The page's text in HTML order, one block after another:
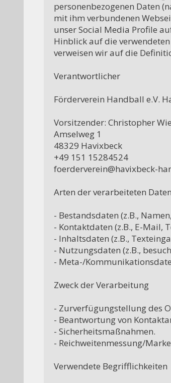
personenbezogenen Daten
mit ihm verbundenen
unser Social Media Profile
Hinblick auf die
verweisen wir auf die
Verantwortlicher
Förderverein Handball e.V.
Vorsitzender: Christopher
Amselweg 1
48329 Havixbeck
+49 151 15284524
foerderverein@havixbeck-
Arten der verarbeiteten
- Bestandsdaten (z.B.,
- Kontaktdaten (z.B., E-Mail,
- Inhaltsdaten (z.B.,
- Nutzungsdaten (z.B.,
- Meta-/
Zweck der Verarbeitung
- Zurverfügungstellung des
- Beantwortung von
- Sicherheitsmaßnahmen.
- Reichweitenmessung/
Verwendete Begrifflichkeiten